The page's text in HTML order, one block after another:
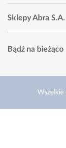
Sklepy Abra S.A.
Bądź na bieżąco